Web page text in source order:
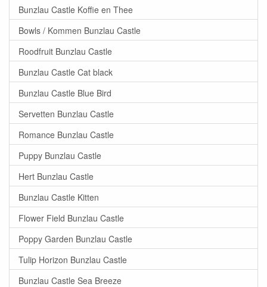
Bunzlau Castle Koffie en Thee
Bowls / Kommen Bunzlau Castle
Roodfruit Bunzlau Castle
Bunzlau Castle Cat black
Bunzlau Castle Blue Bird
Servetten Bunzlau Castle
Romance Bunzlau Castle
Puppy Bunzlau Castle
Hert Bunzlau Castle
Bunzlau Castle Kitten
Flower Field Bunzlau Castle
Poppy Garden Bunzlau Castle
Tulip Horizon Bunzlau Castle
Bunzlau Castle Sea Breeze